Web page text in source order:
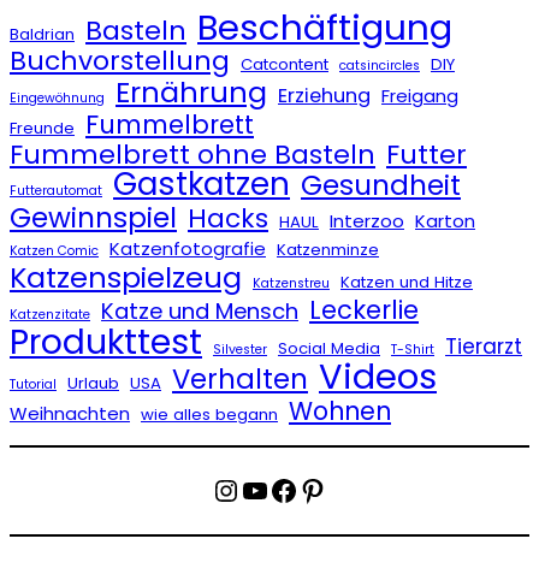
Baldrian Basteln Beschäftigung
Buchvorstellung Catcontent catsincircles DIY
Eingewöhnung Ernährung Erziehung Freigang
Freunde Fummelbrett
Fummelbrett ohne Basteln Futter
Futterautomat Gastkatzen Gesundheit
Gewinnspiel Hacks HAUL Interzoo Karton
Katzen Comic Katzenfotografie Katzenminze
Katzenspielzeug Katzenstreu Katzen und Hitze
Katzenzitate Katze und Mensch Leckerlie
Produkttest Silvester Social Media T-Shirt Tierarzt
Tutorial Urlaub USA Verhalten Videos
Weihnachten wie alles begann Wohnen
Instagram
YouTube
Facebook
Pinterest